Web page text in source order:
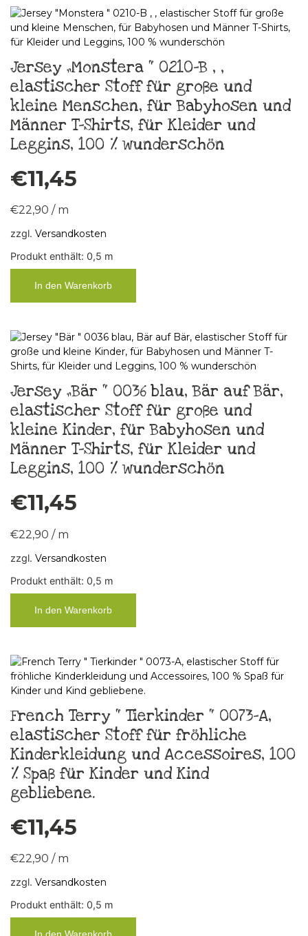
Jersey „Monstera “ 0210-B , ,
elastischer Stoff für große und
kleine Menschen, für Babyhosen und
Männer T-Shirts, für Kleider und
Leggins, 100 % wunderschön
€11,45
€22,90 / m
zzgl. Versandkosten
Produkt enthält: 0,5 m
In den Warenkorb
Jersey „Bär “ 0036 blau, Bär auf Bär,
elastischer Stoff für große und
kleine Kinder, für Babyhosen und
Männer T-Shirts, für Kleider und
Leggins, 100 % wunderschön
€11,45
€22,90 / m
zzgl. Versandkosten
Produkt enthält: 0,5 m
In den Warenkorb
French Terry “ Tierkinder “ 0073-A,
elastischer Stoff für fröhliche
Kinderkleidung und Accessoires, 100
% Spaß für Kinder und Kind
gebliebene.
€11,45
€22,90 / m
zzgl. Versandkosten
Produkt enthält: 0,5 m